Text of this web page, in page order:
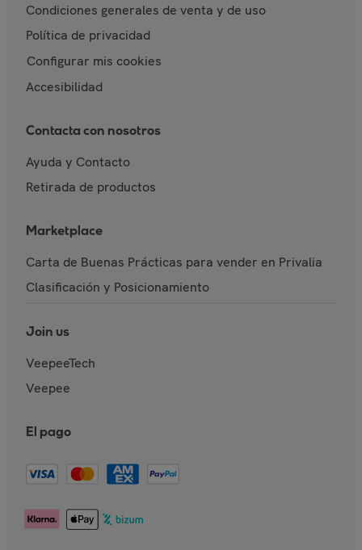
Condiciones generales de venta y de uso
Política de privacidad
Configurar mis cookies
Accesibilidad
Contacta con nosotros
Ayuda y Contacto
Retirada de productos
Marketplace
Carta de Buenas Prácticas para vender en Privalia
Clasificación y Posicionamiento
Join us
VeepeeTech
Veepee
El pago